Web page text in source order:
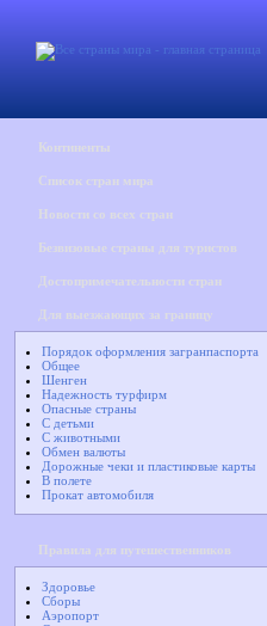
Континенты
Список стран мира
Новости со всех стран
Безвизовые страны для туристов
Достопримечательности стран
Для выезжающих за границу
Порядок оформления загранпаспорта
Общее
Шенген
Надежность турфирм
Опасные страны
С детьми
С животными
Обмен валюты
Дорожные чеки и пластиковые карты
В полете
Прокат автомобиля
Правила для путешественников
Здоровье
Сборы
Аэропорт